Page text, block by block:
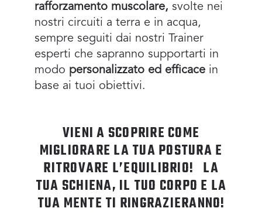
rafforzamento muscolare, svolte nei
nostri circuiti a terra e in acqua,
sempre seguiti dai nostri Trainer
esperti che sapranno supportarti in
modo personalizzato ed efficace in
base ai tuoi obiettivi.
VIENI A SCOPRIRE COME
MIGLIORARE LA TUA POSTURA E
RITROVARE L’EQUILIBRIO! LA
TUA SCHIENA, IL TUO CORPO E LA
TUA MENTE TI RINGRAZIERANNO!